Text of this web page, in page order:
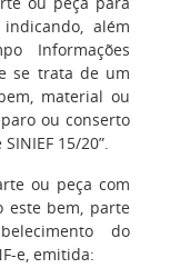
além
Informações
se trata de um
material ou
ou conserto
15/20”.
ou peça com
este bem, parte
do
e, emitida: